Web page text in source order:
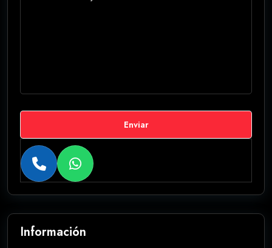
Enviar
Información